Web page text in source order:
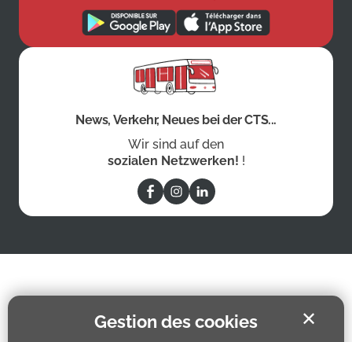
Gestion des cookies ✕
News, Verkehr, Neues bei der CTS...
Wir sind auf den
sozialen Netzwerken! !